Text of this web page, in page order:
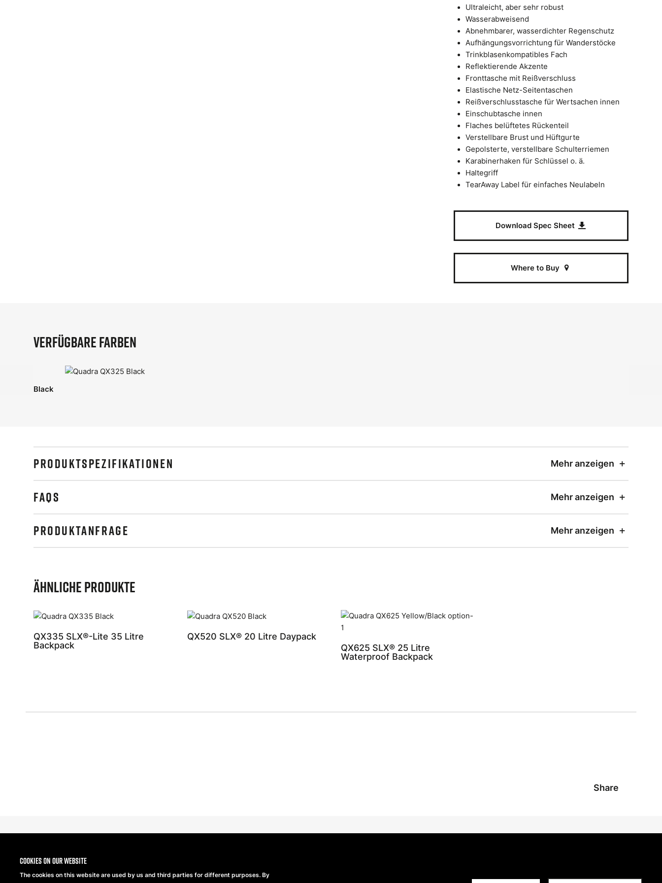
Cookies on our website
The cookies on this website are used by us and third parties for different purposes. By
Ultraleicht, aber sehr robust
Wasserabweisend
Abnehmbarer, wasserdichter Regenschutz
Aufhängungsvorrichtung für Wanderstöcke
Trinkblasenkompatibles Fach
Reflektierende Akzente
Fronttasche mit Reißverschluss
Elastische Netz-Seitentaschen
Reißverschlusstasche für Wertsachen innen
Einschubtasche innen
Flaches belüftetes Rückenteil
Verstellbare Brust und Hüftgurte
Gepolsterte, verstellbare Schulterriemen
Karabinerhaken für Schlüssel o. ä.
Haltegriff
TearAway Label für einfaches Neulabeln
Download Spec Sheet
Where to Buy
Verfügbare Farben
Black
PRODUKTSPEZIFIKATIONEN Mehr anzeigen
FAQS Mehr anzeigen
PRODUKTANFRAGE Mehr anzeigen
Ähnliche Produkte
QX335 SLX®-Lite 35 Litre
Backpack
QX520 SLX® 20 Litre Daypack
QX625 SLX® 25 Litre
Waterproof Backpack
Share